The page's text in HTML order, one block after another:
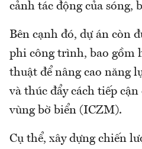
cảnh tác động của sóng,
Bên cạnh đó, dự án còn
phi công trình, bao gồm
thuật để nâng cao năng
và thúc đẩy cách tiếp
vùng bờ biển (ICZM).
Cụ thể, xây dựng chiến